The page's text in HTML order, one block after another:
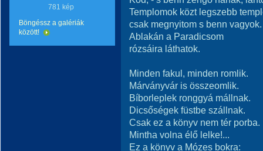
781 kép
Böngéssz a galériák
között!
Templomok közt legszebb
csak megnyitom s benn vagyok.
Ablakán a Paradicsom
rózsáira láthatok.
Minden fakul, minden romlik.
Márványvár is összeomlik.
Bíborleplek ronggyá mállnak.
Dicsőségek füstbe szállnak.
Csak ez a könyv nem tér porba.
Mintha volna élő lelke!...
Ez a könyv a Mózes bokra: